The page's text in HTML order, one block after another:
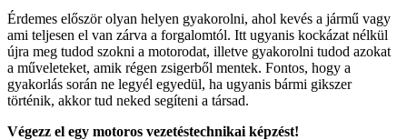
Érdemes először olyan helyen gyakorolni, ahol kevés a jármű vagy
ami teljesen el van zárva a forgalomtól. Itt ugyanis kockázat nélkül
újra meg tudod szokni a motorodat, illetve gyakorolni tudod azokat
a műveleteket, amik régen zsigerből mentek. Fontos, hogy a
gyakorlás során ne legyél egyedül, ha ugyanis bármi gikszer
történik, akkor tud neked segíteni a társad.
Végezz el egy motoros vezetéstechnikai képzést!